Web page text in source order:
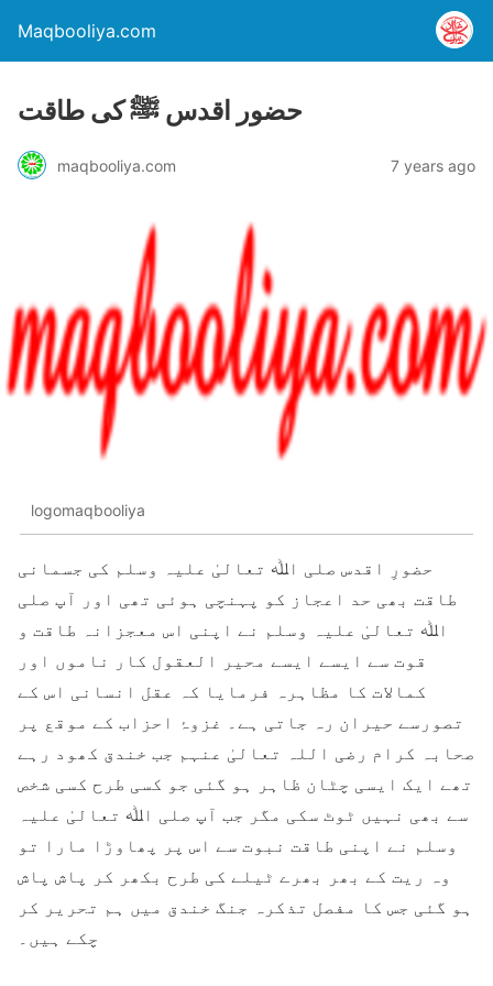
Maqbooliya.com
حضور اقدس ﷺ کی طاقت
maqbooliya.com 7 years ago
logomaqbooliya
حضورِ اقدس صلی اﷲ تعالیٰ علیہ وسلم کی جسمانی
طاقت بھی حد اعجاز کو پہنچی ہوئی تھی اور آپ صلی
اﷲ تعالیٰ علیہ وسلم نے اپنی اس معجزانہ طاقت و
قوت سے ایسے ایسے محیر العقول کار ناموں اور
کمالات کا مظاہرہ فرمایا کہ عقل انسانی اس کے
تصورسے حیران رہ جاتی ہے۔ غزوۂ احزاب کے موقع پر
صحابہ کرام رضی اللہ تعالیٰ عنہم جب خندق کھود رہے
تھے ایک ایسی چٹان ظاہر ہو گئی جو کسی طرح کسی شخص
سے بھی نہیں ٹوٹ سکی مگر جب آپ صلی اﷲ تعالیٰ علیہ
وسلم نے اپنی طاقت نبوت سے اس پر پھاوڑا مارا تو
وہ ریت کے بھر بھرے ٹیلے کی طرح بکھر کر پاش پاش
ہو گئی جس کا مفصل تذکرہ جنگ خندق میں ہم تحریر کر
چکے ہیں۔